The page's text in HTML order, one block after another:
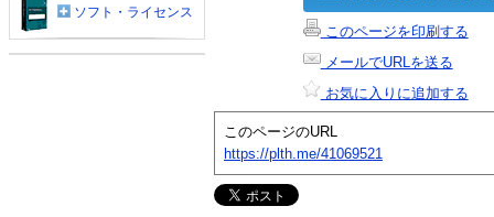
このページを印刷する
メールでURLを送る
お気に入りに追加する
このページのURL
https://plth.me/41069521
ソフト・ライセンス